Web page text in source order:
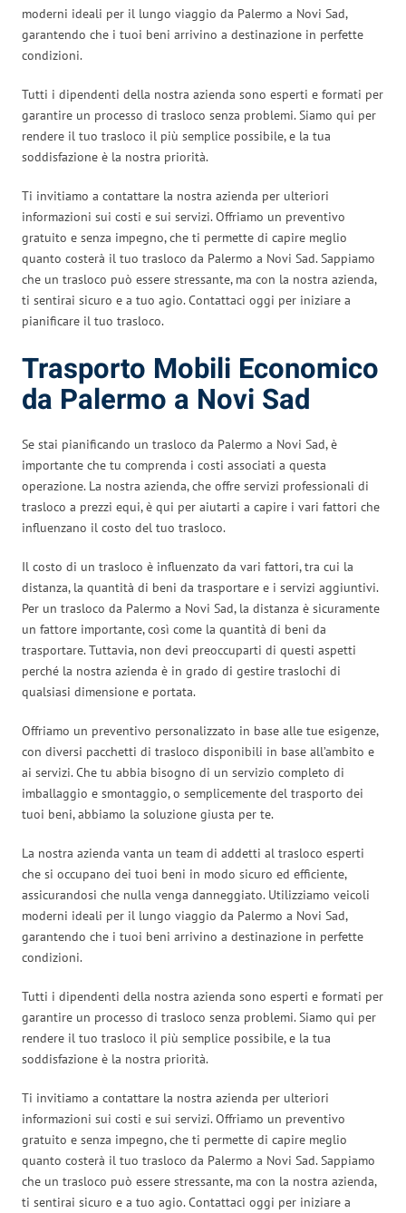
moderni ideali per il lungo viaggio da Palermo a Novi Sad,
garantendo che i tuoi beni arrivino a destinazione in perfette
condizioni.
Tutti i dipendenti della nostra azienda sono esperti e formati per
garantire un processo di trasloco senza problemi. Siamo qui per
rendere il tuo trasloco il più semplice possibile, e la tua
soddisfazione è la nostra priorità.
Ti invitiamo a contattare la nostra azienda per ulteriori
informazioni sui costi e sui servizi. Offriamo un preventivo
gratuito e senza impegno, che ti permette di capire meglio
quanto costerà il tuo trasloco da Palermo a Novi Sad. Sappiamo
che un trasloco può essere stressante, ma con la nostra azienda,
ti sentirai sicuro e a tuo agio. Contattaci oggi per iniziare a
pianificare il tuo trasloco.
Trasporto Mobili Economico
da Palermo a Novi Sad
Se stai pianificando un trasloco da Palermo a Novi Sad, è
importante che tu comprenda i costi associati a questa
operazione. La nostra azienda, che offre servizi professionali di
trasloco a prezzi equi, è qui per aiutarti a capire i vari fattori che
influenzano il costo del tuo trasloco.
Il costo di un trasloco è influenzato da vari fattori, tra cui la
distanza, la quantità di beni da trasportare e i servizi aggiuntivi.
Per un trasloco da Palermo a Novi Sad, la distanza è sicuramente
un fattore importante, così come la quantità di beni da
trasportare. Tuttavia, non devi preoccuparti di questi aspetti
perché la nostra azienda è in grado di gestire traslochi di
qualsiasi dimensione e portata.
Offriamo un preventivo personalizzato in base alle tue esigenze,
con diversi pacchetti di trasloco disponibili in base all’ambito e
ai servizi. Che tu abbia bisogno di un servizio completo di
imballaggio e smontaggio, o semplicemente del trasporto dei
tuoi beni, abbiamo la soluzione giusta per te.
La nostra azienda vanta un team di addetti al trasloco esperti
che si occupano dei tuoi beni in modo sicuro ed efficiente,
assicurandosi che nulla venga danneggiato. Utilizziamo veicoli
moderni ideali per il lungo viaggio da Palermo a Novi Sad,
garantendo che i tuoi beni arrivino a destinazione in perfette
condizioni.
Tutti i dipendenti della nostra azienda sono esperti e formati per
garantire un processo di trasloco senza problemi. Siamo qui per
rendere il tuo trasloco il più semplice possibile, e la tua
soddisfazione è la nostra priorità.
Ti invitiamo a contattare la nostra azienda per ulteriori
informazioni sui costi e sui servizi. Offriamo un preventivo
gratuito e senza impegno, che ti permette di capire meglio
quanto costerà il tuo trasloco da Palermo a Novi Sad. Sappiamo
che un trasloco può essere stressante, ma con la nostra azienda,
ti sentirai sicuro e a tuo agio. Contattaci oggi per iniziare a